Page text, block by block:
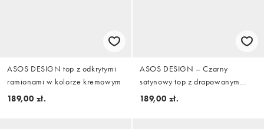
ASOS DESIGN top z odkrytymi
ramionami w kolorze kremowym
189,00 zł.
ASOS DESIGN – Czarny
satynowy top z drapowanym
dekoltem i frędzlami
189,00 zł.